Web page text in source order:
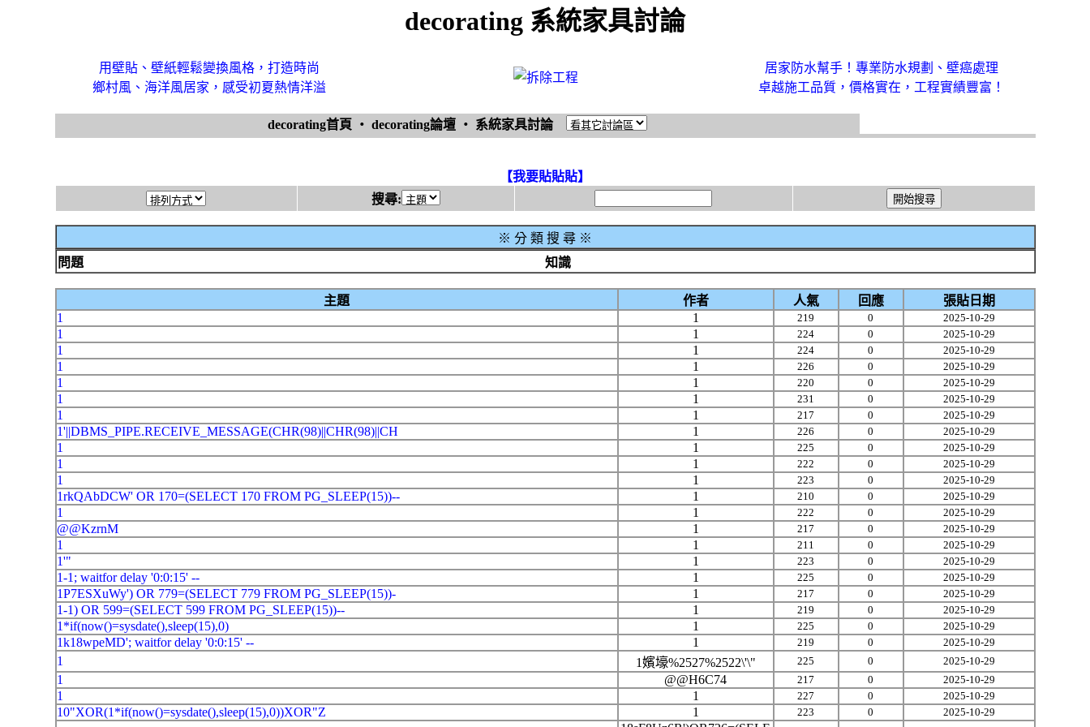
decorating 系統家具討論
用壁貼、壁紙輕鬆變換風格，打造時尚
鄉村風、海洋風居家，感受初夏熱情洋溢
居家防水幫手！專業防水規劃、壁癌處理
卓越施工品質，價格實在，工程實績豐富！
decorating首頁 ‧ decorating論壇 ‧ 系統家具討論
【我要貼貼貼】
搜尋:
※ 分 類 搜 尋 ※
問題
知識
主題 作者 人氣 回應
張貼日期
1
1 219 0 2025-10-29
1 1 224 0 2025-10-29
1 1 224 0 2025-10-29
1 1 226 0 2025-10-29
1 1 220 0 2025-10-29
1 1 231 0 2025-10-29
1 1 217 0 2025-10-29
1'||DBMS_PIPE.RECEIVE_MESSAGE(CHR(98)||CHR(98)||CH 1 226 0 2025-10-29
1 1 225 0 2025-10-29
1 1 222 0 2025-10-29
1 1 223 0 2025-10-29
1rkQAbDCW' OR 170=(SELECT 170 FROM PG_SLEEP(15))-- 1 210 0 2025-10-29
1 1 222 0 2025-10-29
@@KzrnM 1 217 0 2025-10-29
1 1 211 0 2025-10-29
1'" 1 223 0 2025-10-29
1-1; waitfor delay '0:0:15' -- 1 225 0 2025-10-29
1P7ESXuWy') OR 779=(SELECT 779 FROM PG_SLEEP(15))- 1 217 0 2025-10-29
1-1) OR 599=(SELECT 599 FROM PG_SLEEP(15))-- 1 219 0 2025-10-29
1*if(now()=sysdate(),sleep(15),0) 1 225 0 2025-10-29
1k18wpeMD'; waitfor delay '0:0:15' -- 1 219 0 2025-10-29
1 1嬪壕%2527%2522\'\" 225 0 2025-10-29
1 @@H6C74 217 0 2025-10-29
1 1 227 0 2025-10-29
10"XOR(1*if(now()=sysdate(),sleep(15),0))XOR"Z 1 223 0 2025-10-29